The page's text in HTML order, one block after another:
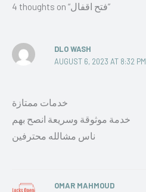
4 thoughts on “فتح اقفال”
DLO WASH
AUGUST 6, 2023 AT 8:32 PM
خدمات ممتازة
خدمة موثوقة وسريعة انصح بهم
ناس مشالله محترفين
OMAR MAHMOUD